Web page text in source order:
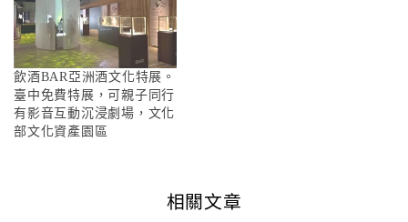
飲酒BAR亞洲酒文化特展。
臺中免費特展，可親子同行
有影音互動沉浸劇場，文化
部文化資產園區
相關文章